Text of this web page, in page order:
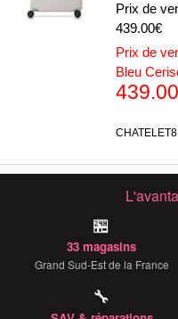
Prix de
439.00€
Prix de
Bleu
🏪
33 magasins
Grand Sud-Est de la France
🔧